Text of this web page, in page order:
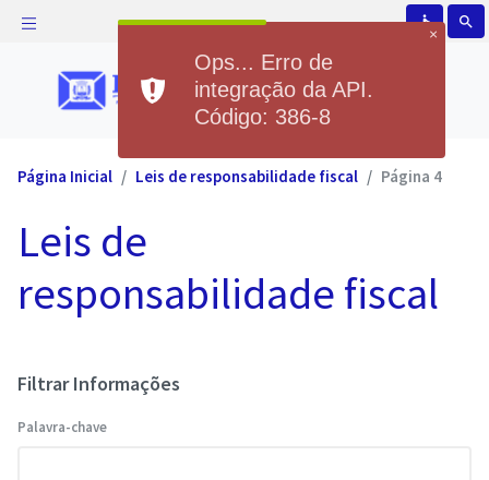
accessible search
Página Inicial Leis de responsabilidade fiscal Página 4
Leis de
responsabilidade fiscal
Filtrar Informações
Palavra-chave
×
Ops... Erro de
integração da API.
Código: 386-8